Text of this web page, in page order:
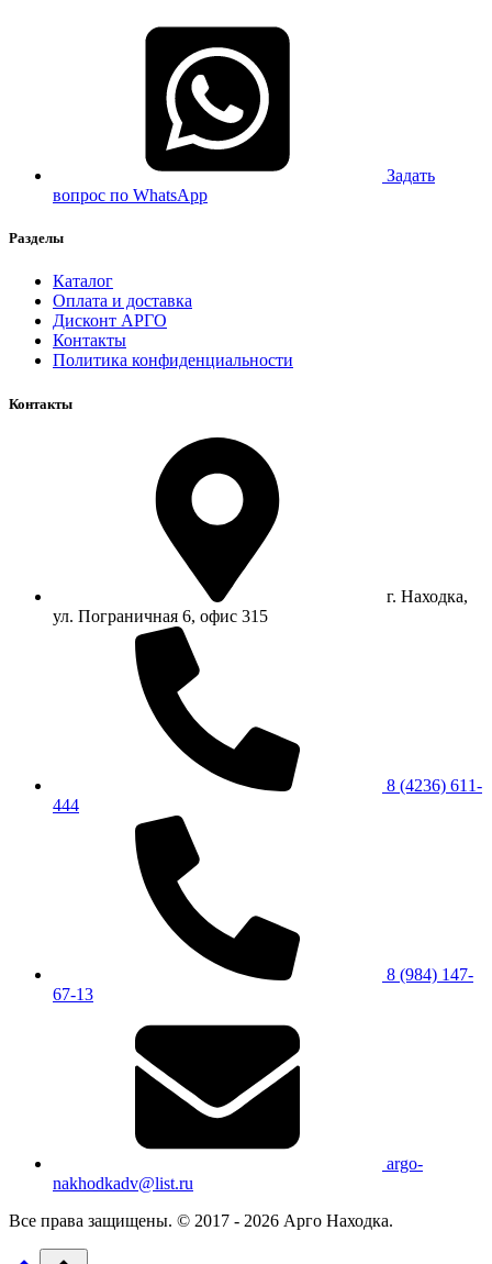
Задать
вопрос по WhatsApp
Разделы
Каталог
Оплата и доставка
Дисконт АРГО
Контакты
Политика конфиденциальности
Контакты
г. Находка,
ул. Пограничная 6, офис 315
8 (4236) 611-
444
8 (984) 147-
67-13
argo-
nakhodkadv@list.ru
Все права защищены. © 2017 - 2026 Арго Находка.